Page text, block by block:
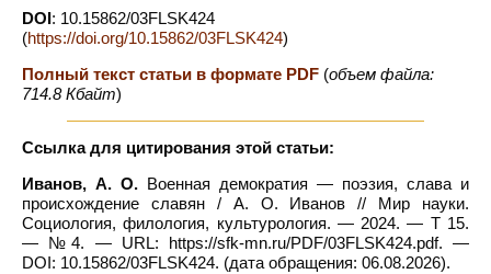
DOI : 10.15862/03FLSK424
(https://doi.org/10.15862/03FLSK424)
Полный текст статьи в формате PDF (объем файла:
714.8 Кбайт)
Ссылка для цитирования этой статьи:
Иванов, А. О. Военная демократия — поэзия, слава и
происхождение славян / А. О. Иванов // Мир науки.
Социология, филология, культурология. — 2024. — Т 15.
— №4. — URL: https://sfk-mn.ru/PDF/03FLSK424.pdf. —
DOI: 10.15862/03FLSK424. (дата обращения: 06.08.2026).